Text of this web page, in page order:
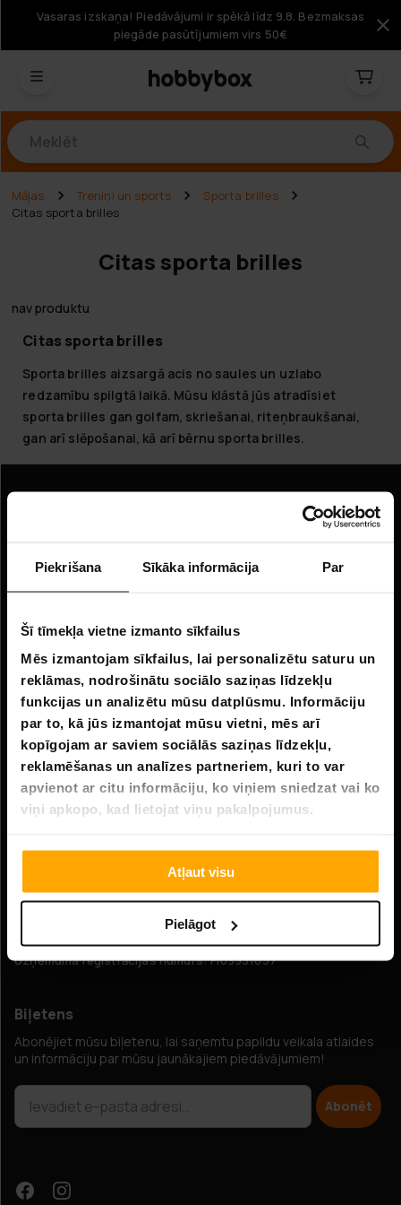
Piekrišana Sīkāka informācija Par
Šī tīmekļa vietne izmanto sīkfailus
Mēs izmantojam sīkfailus, lai personalizētu saturu un
reklāmas, nodrošinātu sociālo saziņas līdzekļu
funkcijas un analizētu mūsu datplūsmu. Informāciju
par to, kā jūs izmantojat mūsu vietni, mēs arī
kopīgojam ar saviem sociālās saziņas līdzekļu,
reklamēšanas un analīzes partneriem, kuri to var
apvienot ar citu informāciju, ko viņiem sniedzat vai ko
viņi apkopo, kad lietojat viņu pakalpojumus.
Atļaut visu
Pielāgot
Vasaras izskaņa! Piedāvājumi ir spēkā līdz 9.8. Bezmaksas
piegāde pasūtījumiem virs 50€
Mājas Treniņi un sports
Sporta brilles
Citas sporta brilles
Citas sporta brilles
nav produktu
Citas sporta brilles
Sporta brilles aizsargā acis no saules un uzlabo
redzamību spilgtā laikā. Mūsu klāstā jūs atradīsiet
sporta brilles gan golfam, skriešanai, riteņbraukšanai,
gan arī slēpošanai, kā arī bērnu sporta brilles.
Par mums
Klientu apkalpošana
FAQ - Biežāk uzdotie jautājumi
Piegāde
Atgriešana
Pretenzijas
Sazinieties ar mums
Tiešsaistes klientu apkalpošana:
E-pasts: info@hobbybox.lv
Adrese:
Elimäenkatu 15, 00510 Helsinki, Somija
Uzņēmuma reģistrācijas numurs: FI09931637
Biļetens
Abonējiet mūsu biļetenu, lai saņemtu papildu veikala atlaides
un informāciju par mūsu jaunākajiem piedāvājumiem!
Abonēt